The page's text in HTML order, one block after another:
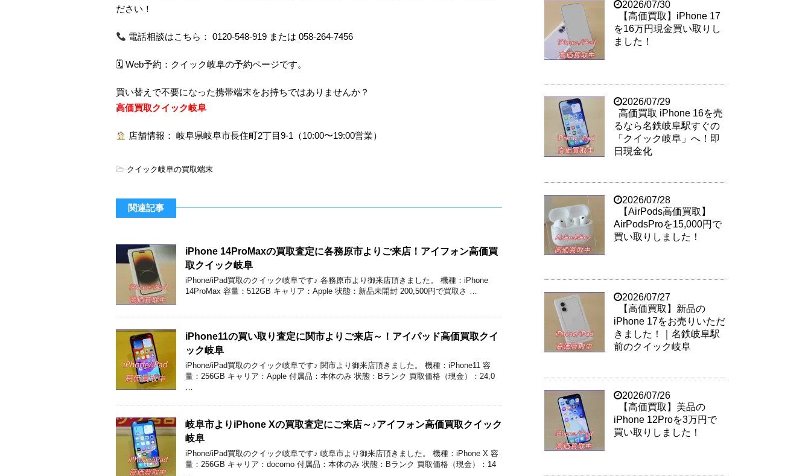
ださい！
電話相談はこちら： 0120-548-919 または 058-264-7456
🗓 Web予約： クイック岐阜の予約ページです。
買い替えで不要になった携帯端末をお持ちではありませんか？
高価買取クイック岐阜
店舗情報： 岐阜県岐阜市長住町2丁目9-1（10:00〜19:00営業）
-クイック岐阜の買取端末
関連記事
iPhone 14ProMaxの買取査定に各務原市よりご来店！アイフォン高価買
取クイック岐阜
iPhone/iPad買取のクイック岐阜です♪ 各務原市より御来店頂きました。 機種：iPhone
14ProMax 容量：512GB キャリア：Apple 状態：新品未開封 200,500円で買取さ …
iPhone11の買い取り査定に関市よりご来店～！アイパッド高価買取クイ
ック岐阜
iPhone/iPad買取のクイック岐阜です♪ 関市より御来店頂きました。 機種：iPhone11 容
量：256GB キャリア：Apple 付属品：本体のみ 状態：Bランク 買取価格（現金）：24,0
…
岐阜市よりiPhone Xの買取査定にご来店～♪アイフォン高価買取クイック
岐阜
iPhone/iPad買取のクイック岐阜です♪ 岐阜市より御来店頂きました。 機種：iPhone X 容
量：256GB キャリア：docomo 付属品：本体のみ 状態：Bランク 買取価格（現金）：14
2026/07/30
【高価買取】iPhone 17
を16万円現金買い取りし
ました！
2026/07/29
高価買取 iPhone 16を売
るなら名鉄岐阜駅すぐの
「クイック岐阜」へ！即
日現金化
2026/07/28
【AirPods高価買取】
AirPodsProを15,000円で
買い取りしました！
2026/07/27
【高価買取】新品の
iPhone 17をお売りいただ
きました！｜名鉄岐阜駅
前のクイック岐阜
2026/07/26
【高価買取】美品の
iPhone 12Proを3万円で
買い取りしました！